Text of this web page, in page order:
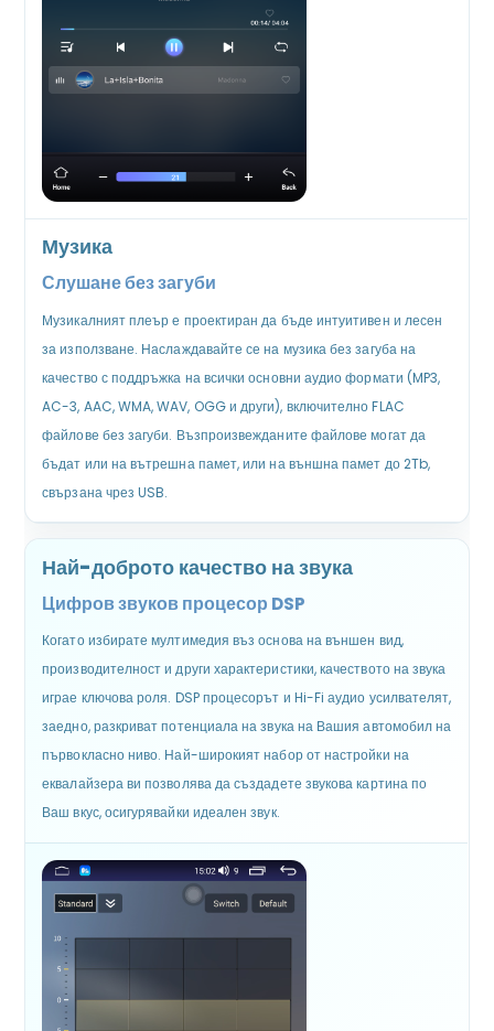
Музика
Слушане без загуби
Музикалният плеър е проектиран да бъде интуитивен и лесен
за използване. Наслаждавайте се на музика без загуба на
качество с поддръжка на всички основни аудио формати (MP3,
AC-3, AAC, WMA, WAV, OGG и други), включително FLAC
файлове без загуби. Възпроизвежданите файлове могат да
бъдат или на вътрешна памет, или на външна памет до 2Tb,
свързана чрез USB.
Най-доброто качество на звука
Цифров звуков процесор DSP
Когато избирате мултимедия въз основа на външен вид,
производителност и други характеристики, качеството на звука
играе ключова роля. DSP процесорът и Hi-Fi аудио усилвателят,
заедно, разкриват потенциала на звука на Вашия автомобил на
първокласно ниво. Най-широкият набор от настройки на
еквалайзера ви позволява да създадете звукова картина по
Ваш вкус, осигурявайки идеален звук.